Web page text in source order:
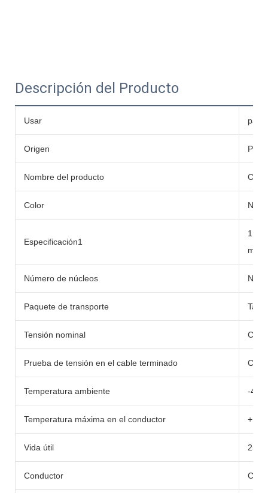
Descripción del Producto
Usar para
Origen
Nombre del producto
Color
Especificación1
mm
Número de núcleos
Paquete de transporte
Tensión nominal CA:
Prueba de tensión en el cable terminado CA:
Temperatura ambiente -
Temperatura máxima en el conductor
Vida útil 25
Conductor